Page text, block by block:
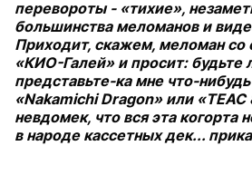
перевороты - «тихие»,
большинства меломанов и
Приходит, скажем, меломан со
«КИО-Галей» и просит: будьте
представьте-ка мне что-
«Nakamichi Dragon» или
невдомек, что вся эта когорта
в народе кассетных дек...